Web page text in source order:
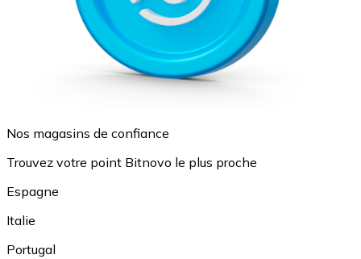
Nos magasins de confiance
Trouvez votre point Bitnovo le plus proche
Espagne
Italie
Portugal